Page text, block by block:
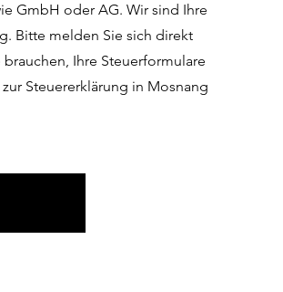
GmbH oder AG. Wir sind Ihre
Bitte melden Sie sich direkt
Ihre Steuerformulare
Steuererklärung in Mosnang